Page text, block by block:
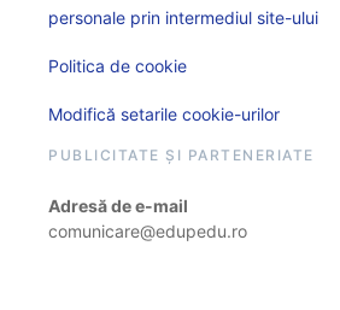
personale prin intermediul site-ului
Politica de cookie
Modifică setarile cookie-urilor
PUBLICITATE ȘI PARTENERIATE
Adresă de e-mail
comunicare@edupedu.ro